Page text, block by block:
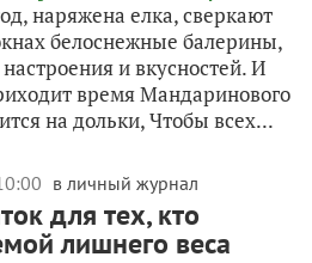
наряжена елка, сверкают
белоснежные балерины,
и вкусностей. И
время Мандаринового
на дольки, Чтобы всех...
в личный журнал
для тех, кто
лишнего веса